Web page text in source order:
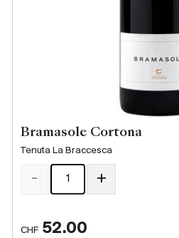
Bramasole Cortona
Tenuta La Braccesca
CHF 52.00
- +